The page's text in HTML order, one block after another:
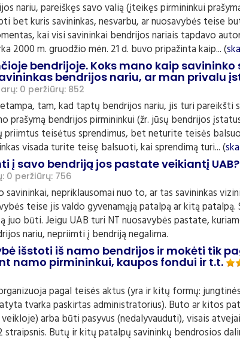
nariu, pareiškęs savo valią (įteikęs pirmininkui
kuris savininkas, nesvarbu, ar nuosavybės teise
kai visi savininkai bendrijos nariais tapdavo
m. gruodžio mėn. 21 d. buvo pripažinta kaip... (
bendrijoje. Koks mano kaip savininko
bendrijos nariu, ar man privalu
0 peržiūrų: 852
tam, kad taptų bendrijos nariu, jis turi pareikšti
prašymą bendrijos pirmininkui (žr. jūsų bendrijos
teisėtus sprendimus, bet neturite teisės
visada turite teisę balsuoti, kai sprendimą turi... (
į savo bendriją jos pastate veikiantį UAB?
0 peržiūrų: 756
nepriklausomai nuo to, ar tas savininkas
teise jis valdo gyvenamąją patalpą ar kitą patalpą.
būti. Jeigu UAB turi NT nuosavybės pastate,
nariu, nepriimti į bendriją negalima.
išstoti iš namo bendrijos ir mokėti tik
namo pirmininkui, kaupos fondui ir t.t.
pagal teisės aktus (yra ir kitų formų:
tvarka paskirtas administratorius). Buto ar kitos
arba būti pasyvus (nedalyvauduti), visais
Butų ir kitų patalpų savininkų bendrosios